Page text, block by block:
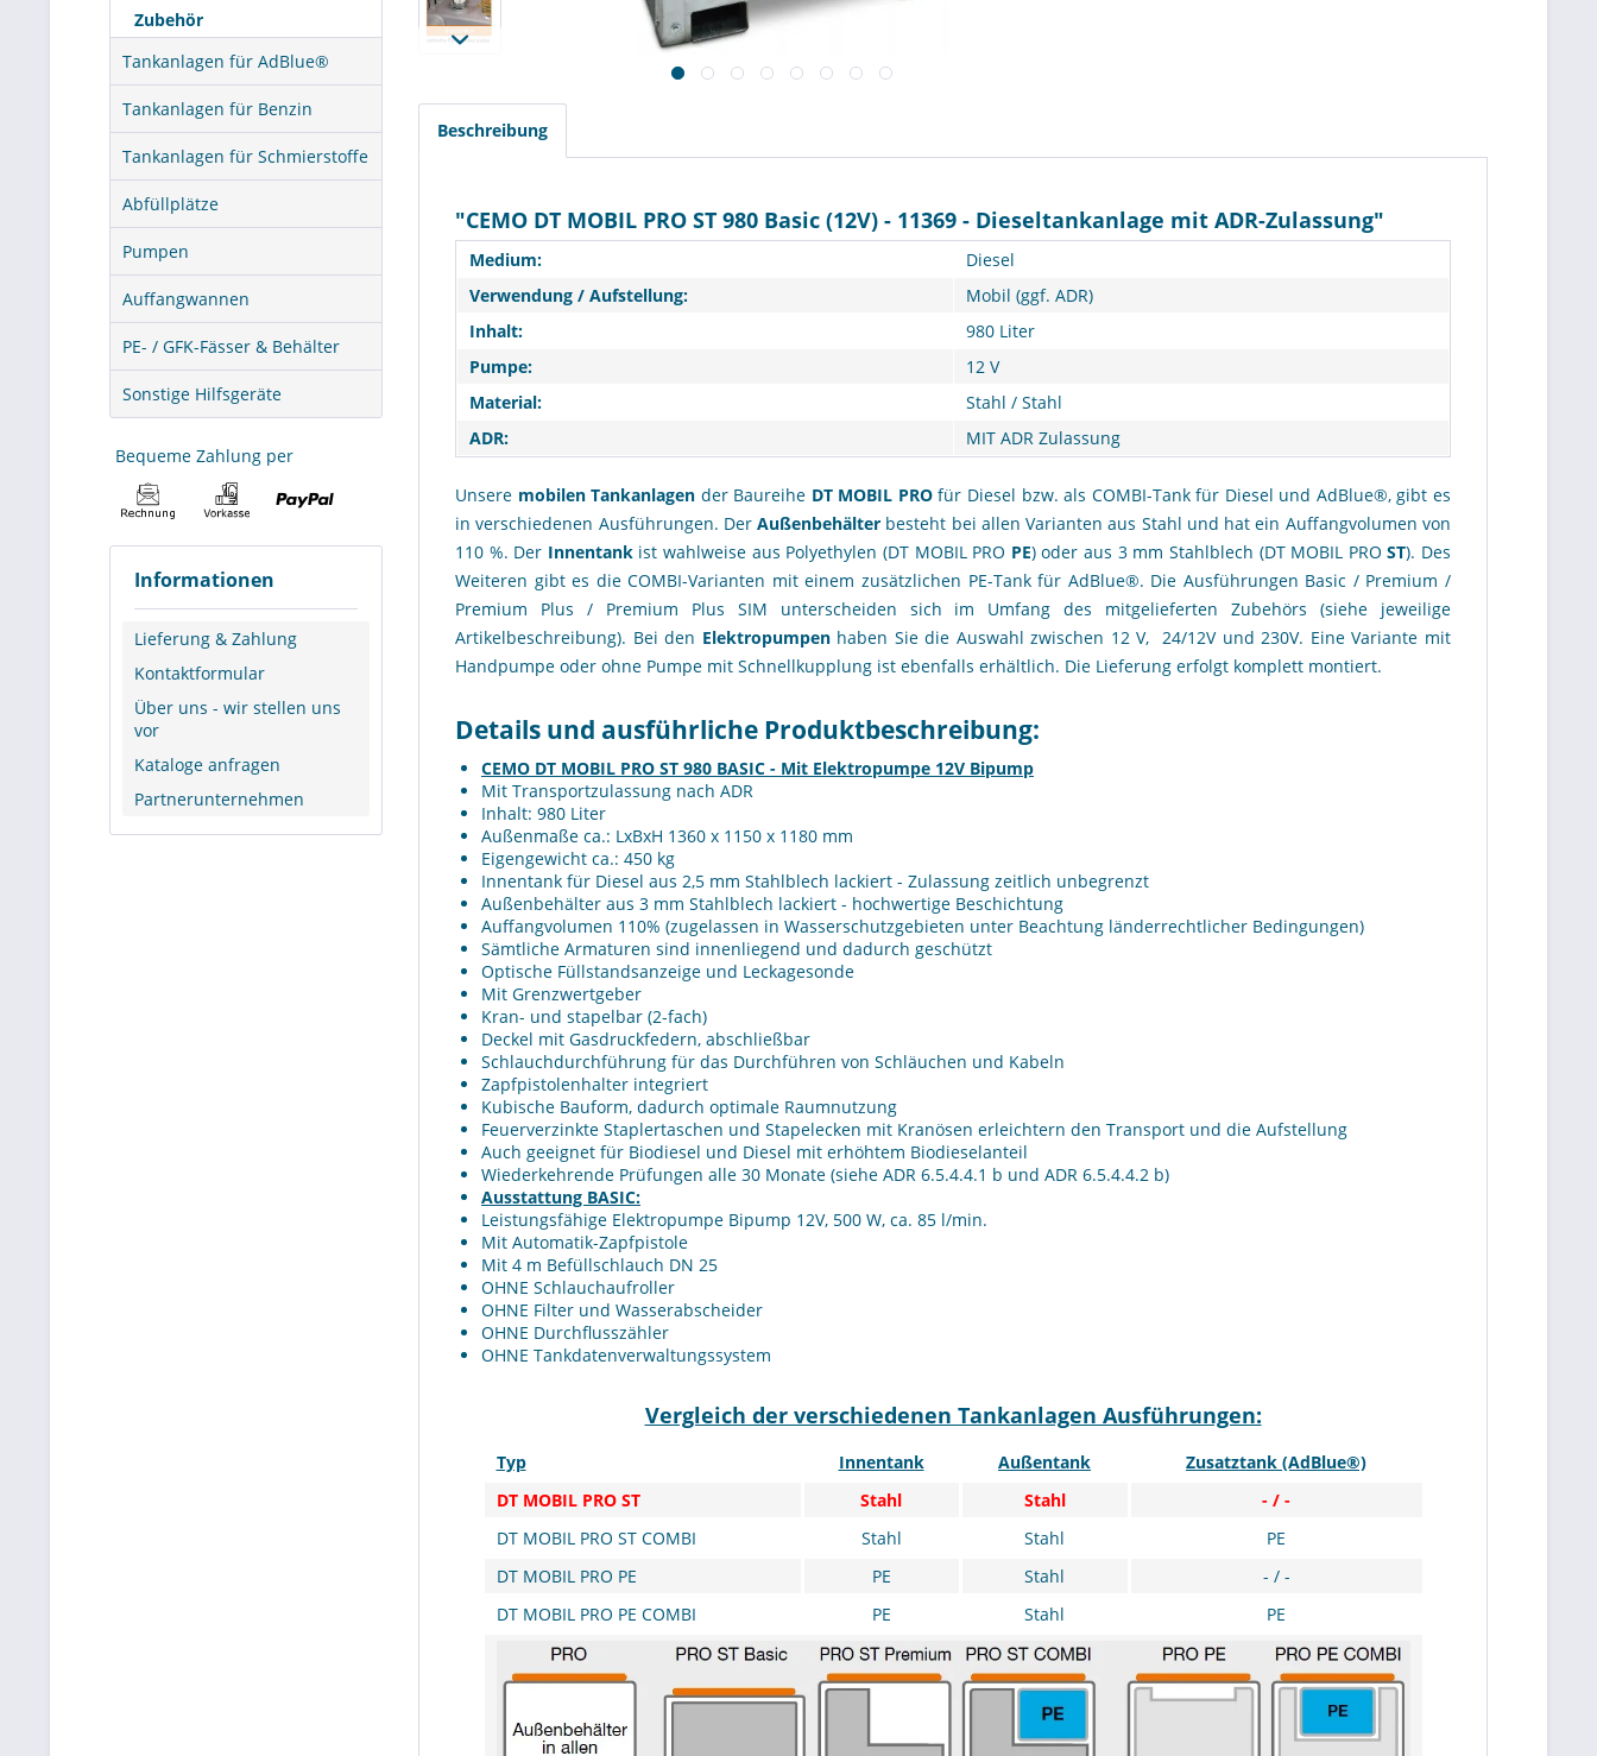
Zubehör
Tankanlagen für AdBlue®
Tankanlagen für Benzin
Tankanlagen für Schmierstoffe
Abfüllplätze
Pumpen
Auffangwannen
PE- / GFK-Fässer & Behälter
Sonstige Hilfsgeräte
Bequeme Zahlung per
Informationen
Lieferung & Zahlung
Kontaktformular
Über uns - wir stellen uns
vor
Kataloge anfragen
Partnerunternehmen
Beschreibung
"CEMO DT MOBIL PRO ST 980 Basic (12V) - 11369 - Dieseltankanlage mit ADR-Zulassung"
Medium:
Diesel
Verwendung / Aufstellung:
Mobil (ggf. ADR)
Inhalt:
980 Liter
Pumpe:
12 V
Material:
Stahl / Stahl
ADR:
MIT ADR Zulassung
Unsere mobilen Tankanlagen der Baureihe DT MOBIL PROfür Diesel bzw. als COMBI-Tank für Diesel und AdBlue®, gibt es
in verschiedenen Ausführungen. DerAußenbehälter besteht bei allen Varianten aus Stahl und hat ein Auffangvolumen von
110 %. Der Innentankist wahlweise aus Polyethylen (DT MOBIL PRO PE) oder aus 3 mm Stahlblech (DT MOBIL PROST). Des
Weiteren gibt es die COMBI-Varianten mit einem zusätzlichen PE-Tank für AdBlue®. Die Ausführungen Basic / Premium /
Premium Plus / Premium Plus SIM unterscheiden sich im Umfang des mitgelieferten Zubehörs (siehe jeweilige
Artikelbeschreibung). Bei den Elektropumpenhaben Sie die Auswahl zwischen 12 V, 24/12V und 230V. Eine Variante mit
Handpumpe oder ohne Pumpe mit Schnellkupplung ist ebenfalls erhältlich. Die Lieferung erfolgt komplett montiert.
Details und ausführliche Produktbeschreibung:
CEMO DT MOBIL PRO ST 980 BASIC - Mit Elektropumpe 12V Bipump
Mit Transportzulassung nach ADR
Inhalt: 980 Liter
Außenmaße ca.: LxBxH 1360 x 1150 x 1180 mm
Eigengewicht ca.: 450 kg
Innentank für Diesel aus 2,5 mm Stahlblech lackiert - Zulassung zeitlich unbegrenzt
Außenbehälter aus 3 mm Stahlblech lackiert - hochwertige Beschichtung
Auffangvolumen 110% (zugelassen in Wasserschutzgebieten unter Beachtung länderrechtlicher Bedingungen)
Sämtliche Armaturen sind innenliegend und dadurch geschützt
Optische Füllstandsanzeige und Leckagesonde
Mit Grenzwertgeber
Kran- und stapelbar (2-fach)
Deckel mit Gasdruckfedern, abschließbar
Schlauchdurchführung für das Durchführen von Schläuchen und Kabeln
Zapfpistolenhalter integriert
Kubische Bauform, dadurch optimale Raumnutzung
Feuerverzinkte Staplertaschen und Stapelecken mit Kranösen erleichtern den Transport und die Aufstellung
Auch geeignet für Biodiesel und Diesel mit erhöhtem Biodieselanteil
Wiederkehrende Prüfungen alle 30 Monate (siehe ADR 6.5.4.4.1 b und ADR 6.5.4.4.2 b)
Ausstattung BASIC:
Leistungsfähige Elektropumpe Bipump 12V, 500 W, ca. 85 l/min.
Mit Automatik-Zapfpistole
Mit 4 m Befüllschlauch DN 25
OHNE Schlauchaufroller
OHNE Filter und Wasserabscheider
OHNE Durchflusszähler
OHNE Tankdatenverwaltungssystem
Vergleich der verschiedenen Tankanlagen Ausführungen:
Typ Innentank Außentank
Zusatztank (AdBlue®)
DT MOBIL PRO ST
Stahl Stahl
- / -
DT MOBIL PRO ST COMBI
Stahl Stahl
PE
DT MOBIL PRO PE
PE Stahl
- / -
DT MOBIL PRO PE COMBI
PE Stahl PE